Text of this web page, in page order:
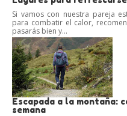
Si vamos con nuestra pareja
para combatir el calor,
pasarás bien y...
Escapada a la montaña:
semana